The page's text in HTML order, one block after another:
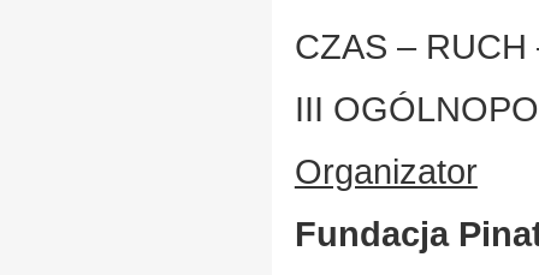
CZAS –
III
Organizator
Fundacja